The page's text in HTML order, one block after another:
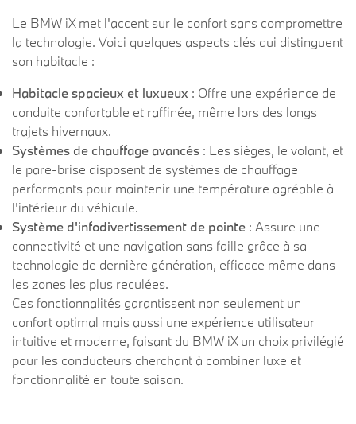
Le BMW iX met l'accent sur le confort sans compromettre
la technologie. Voici quelques aspects clés qui distinguent
son habitacle :
Habitacle spacieux et luxueux : Offre une expérience de
conduite confortable et raffinée, même lors des longs
trajets hivernaux.
Systèmes de chauffage avancés : Les sièges, le volant, et
le pare-brise disposent de systèmes de chauffage
performants pour maintenir une température agréable à
l'intérieur du véhicule.
Système d'infodivertissement de pointe : Assure une
connectivité et une navigation sans faille grâce à sa
technologie de dernière génération, efficace même dans
les zones les plus reculées.
Ces fonctionnalités garantissent non seulement un
confort optimal mais aussi une expérience utilisateur
intuitive et moderne, faisant du BMW iX un choix privilégié
pour les conducteurs cherchant à combiner luxe et
fonctionnalité en toute saison.